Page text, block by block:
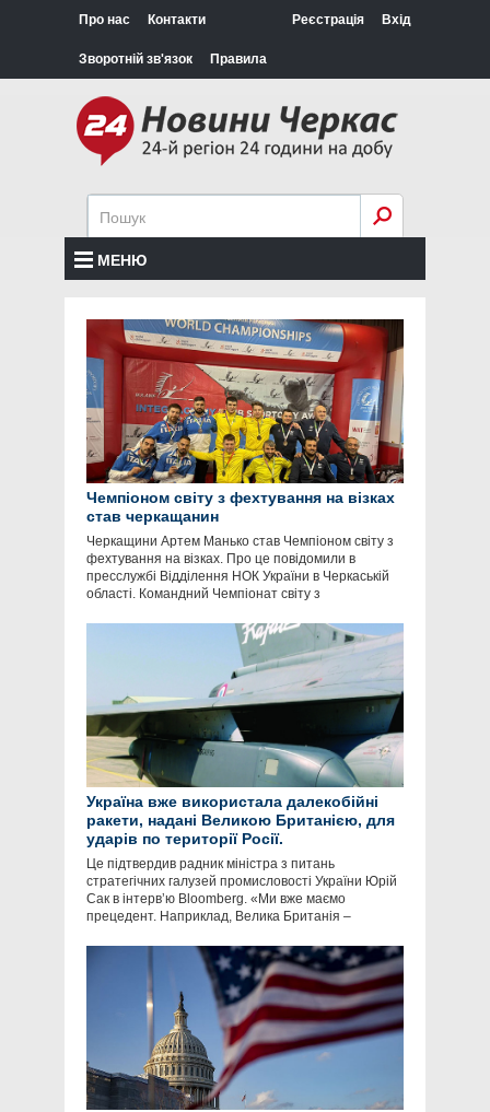
Про нас Контакти
Зворотній зв'язок Правила
Реєстрація Вхід
МЕНЮ
Чемпіоном світу з фехтування на візках
став черкащанин
Черкащини Артем Манько став Чемпіоном світу з
фехтування на візках. Про це повідомили в
пресслужбі Відділення НОК України в Черкаській
області. Командний Чемпіонат світу з
Україна вже використала далекобійні
ракети, надані Великою Британією, для
ударів по території Росії.
Це підтвердив радник міністра з питань
стратегічних галузей промисловості України Юрій
Сак в інтервʼю Bloomberg. «Ми вже маємо
прецедент. Наприклад, Велика Британія –